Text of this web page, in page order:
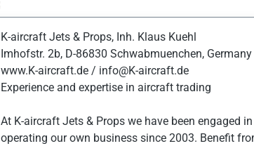
K-aircraft Jets & Props, Inh. Klaus Kuehl
Imhofstr. 2b, D-86830 Schwabmuenchen, Germany
www.K-aircraft.de / info@K-aircraft.de
Experience and expertise in aircraft trading
At K-aircraft Jets & Props we have been engaged
operating our own business since 2003. Benefit